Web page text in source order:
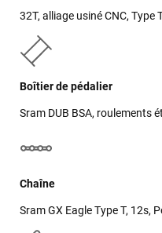
32T, alliage usiné CNC, Type
Boîtier de pédalier
Sram DUB BSA, roulements
Chaîne
Sram GX Eagle Type T, 12s,